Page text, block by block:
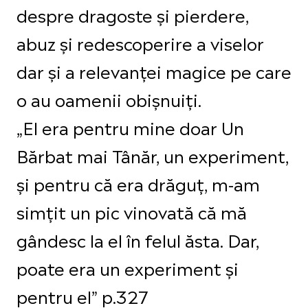
despre dragoste și pierdere,
abuz și redescoperire a viselor
dar și a relevanței magice pe care
o au oamenii obișnuiți.
„El era pentru mine doar Un
Bărbat mai Tânăr, un experiment,
și pentru că era drăguț, m-am
simțit un pic vinovată că mă
gândesc la el în felul ăsta. Dar,
poate era un experiment și
pentru el” p.327